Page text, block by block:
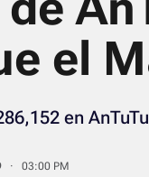
el
en
· 03:00 PM